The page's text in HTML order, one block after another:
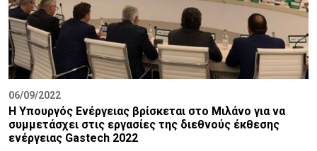
06/09/2022
Η Υπουργός Ενέργειας βρίσκεται στο Μιλάνο για να
συμμετάσχει στις εργασίες της διεθνούς έκθεσης
ενέργειας Gastech 2022